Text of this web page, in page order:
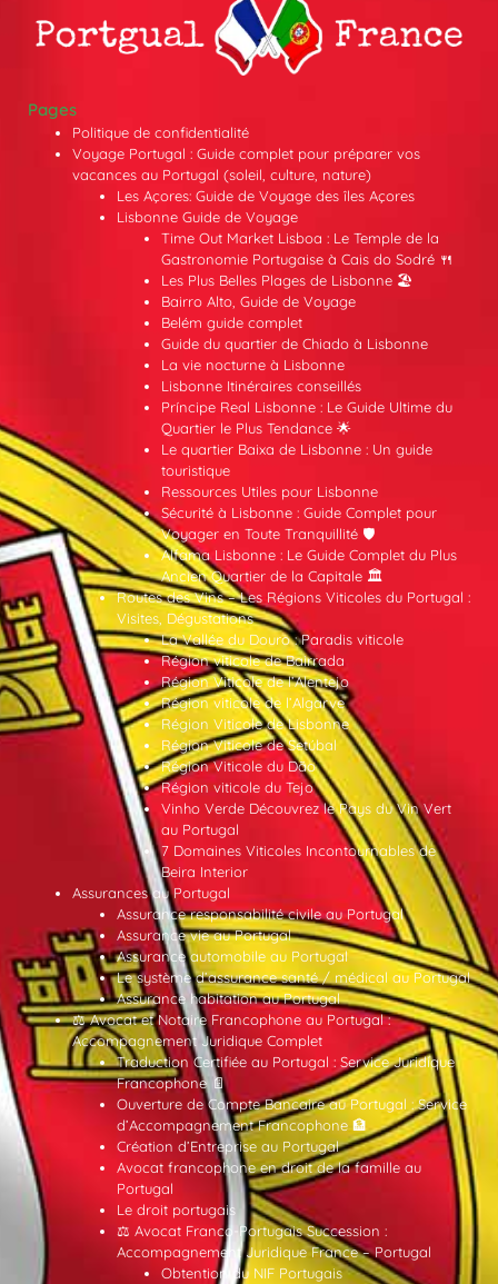
Pages
Politique de confidentialité
Voyage Portugal : Guide complet pour préparer vos
vacances au Portugal (soleil, culture, nature)
Les Açores: Guide de Voyage des îles Açores
Lisbonne Guide de Voyage
Time Out Market Lisboa : Le Temple de la
Gastronomie Portugaise à Cais do Sodré 🍴
Les Plus Belles Plages de Lisbonne 🏖️
Bairro Alto, Guide de Voyage
Belém guide complet
Guide du quartier de Chiado à Lisbonne
La vie nocturne à Lisbonne
Lisbonne Itinéraires conseillés
Príncipe Real Lisbonne : Le Guide Ultime du
Quartier le Plus Tendance 🌟
Le quartier Baixa de Lisbonne : Un guide
touristique
Ressources Utiles pour Lisbonne
Sécurité à Lisbonne : Guide Complet pour
Voyager en Toute Tranquillité 🛡️
Alfama Lisbonne : Le Guide Complet du Plus
Ancien Quartier de la Capitale 🏛️
Routes des Vins – Les Régions Viticoles du Portugal :
Visites, Dégustations
La Vallée du Douro : Paradis viticole
Région viticole de Bairrada
Région Viticole de l’Alentejo
Région viticole de l’Algarve
Région Viticole de Lisbonne
Région Viticole de Setúbal
Région Viticole du Dão
Région viticole du Tejo
Vinho Verde Découvrez le Pays du Vin Vert
au Portugal
7 Domaines Viticoles Incontournables de
Beira Interior
Assurances au Portugal
Assurance responsabilité civile au Portugal
Assurance vie au Portugal
Assurance automobile au Portugal
Le système d’assurance santé / médical au Portugal
Assurance habitation au Portugal
⚖️ Avocat et Notaire Francophone au Portugal :
Accompagnement Juridique Complet
Traduction Certifiée au Portugal : Service Juridique
Francophone 📄
Ouverture de Compte Bancaire au Portugal : Service
d’Accompagnement Francophone 🏦
Création d’Entreprise au Portugal
Avocat francophone en droit de la famille au
Portugal
Le droit portugais
⚖️ Avocat Franco-Portugais Succession :
Accompagnement Juridique France – Portugal
Obtention du NIF Portugais